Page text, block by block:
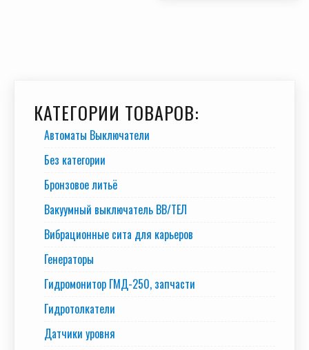
КАТЕГОРИИ ТОВАРОВ:
Автоматы Выключатели
Без категории
Бронзовое литьё
Вакуумный выключатель BB/TEЛ
Вибрационные сита для карьеров
Генераторы
Гидромонитор ГМД-250, запчасти
Гидротолкатели
Датчики уровня